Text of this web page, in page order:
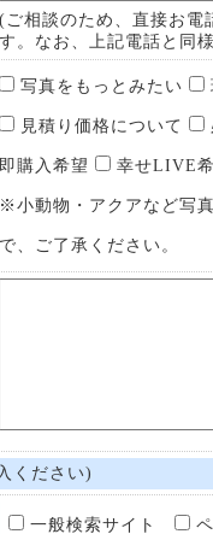
(ご相談のため、直接お電
す。なお、上記電話と同
写真をもっとみたい
見積り価格について
即購入希望 幸せLIVE
※小動物・アクアなど写
で、ご了承ください。
ください)
一般検索サイト